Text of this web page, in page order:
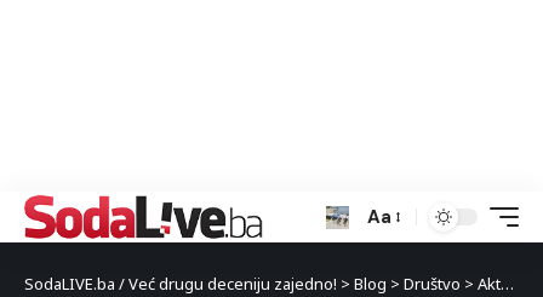
Aa
SodaLIVE.ba / Već drugu deceniju zajedno! > Blog > Društvo > Aktuelnosti